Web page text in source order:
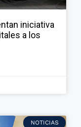
iniciativa
a los
NOTICIAS